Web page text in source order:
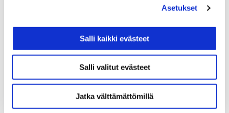
Asetukset
Salli kaikki evästeet
Salli valitut evästeet
Jatka välttämättömillä
SATL Insinöörityögaala 2024 0,00€